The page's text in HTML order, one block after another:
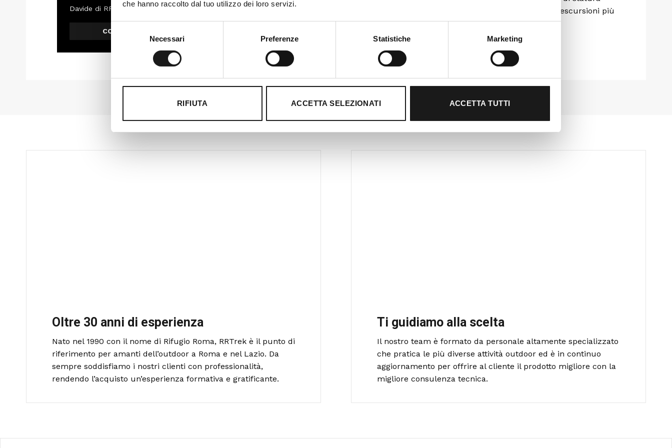
che hanno raccolto dal tuo utilizzo dei loro servizi.
consenso
Necessari Preferenze Statistiche Marketing
RIFIUTA ACCETTA SELEZIONATI ACCETTA TUTTI
Davide di RRTrek
CONTATTA
più bassa. I pantaloni Dolomiti 2 -5 cm da donna sono perfetti per il nordic walking e le escursioni più
impegnative nella stagione fredda.
Oltre 30 anni di esperienza
Nato nel 1990 con il nome di Rifugio Roma, RRTrek è il punto di
riferimento per amanti dell’outdoor a Roma e nel Lazio. Da
sempre soddisfiamo i nostri clienti con professionalità,
rendendo l’acquisto un’esperienza formativa e gratificante.
Ti guidiamo alla scelta
Il nostro team è formato da personale altamente specializzato
che pratica le più diverse attività outdoor ed è in continuo
aggiornamento per offrire al cliente il prodotto migliore con la
migliore consulenza tecnica.